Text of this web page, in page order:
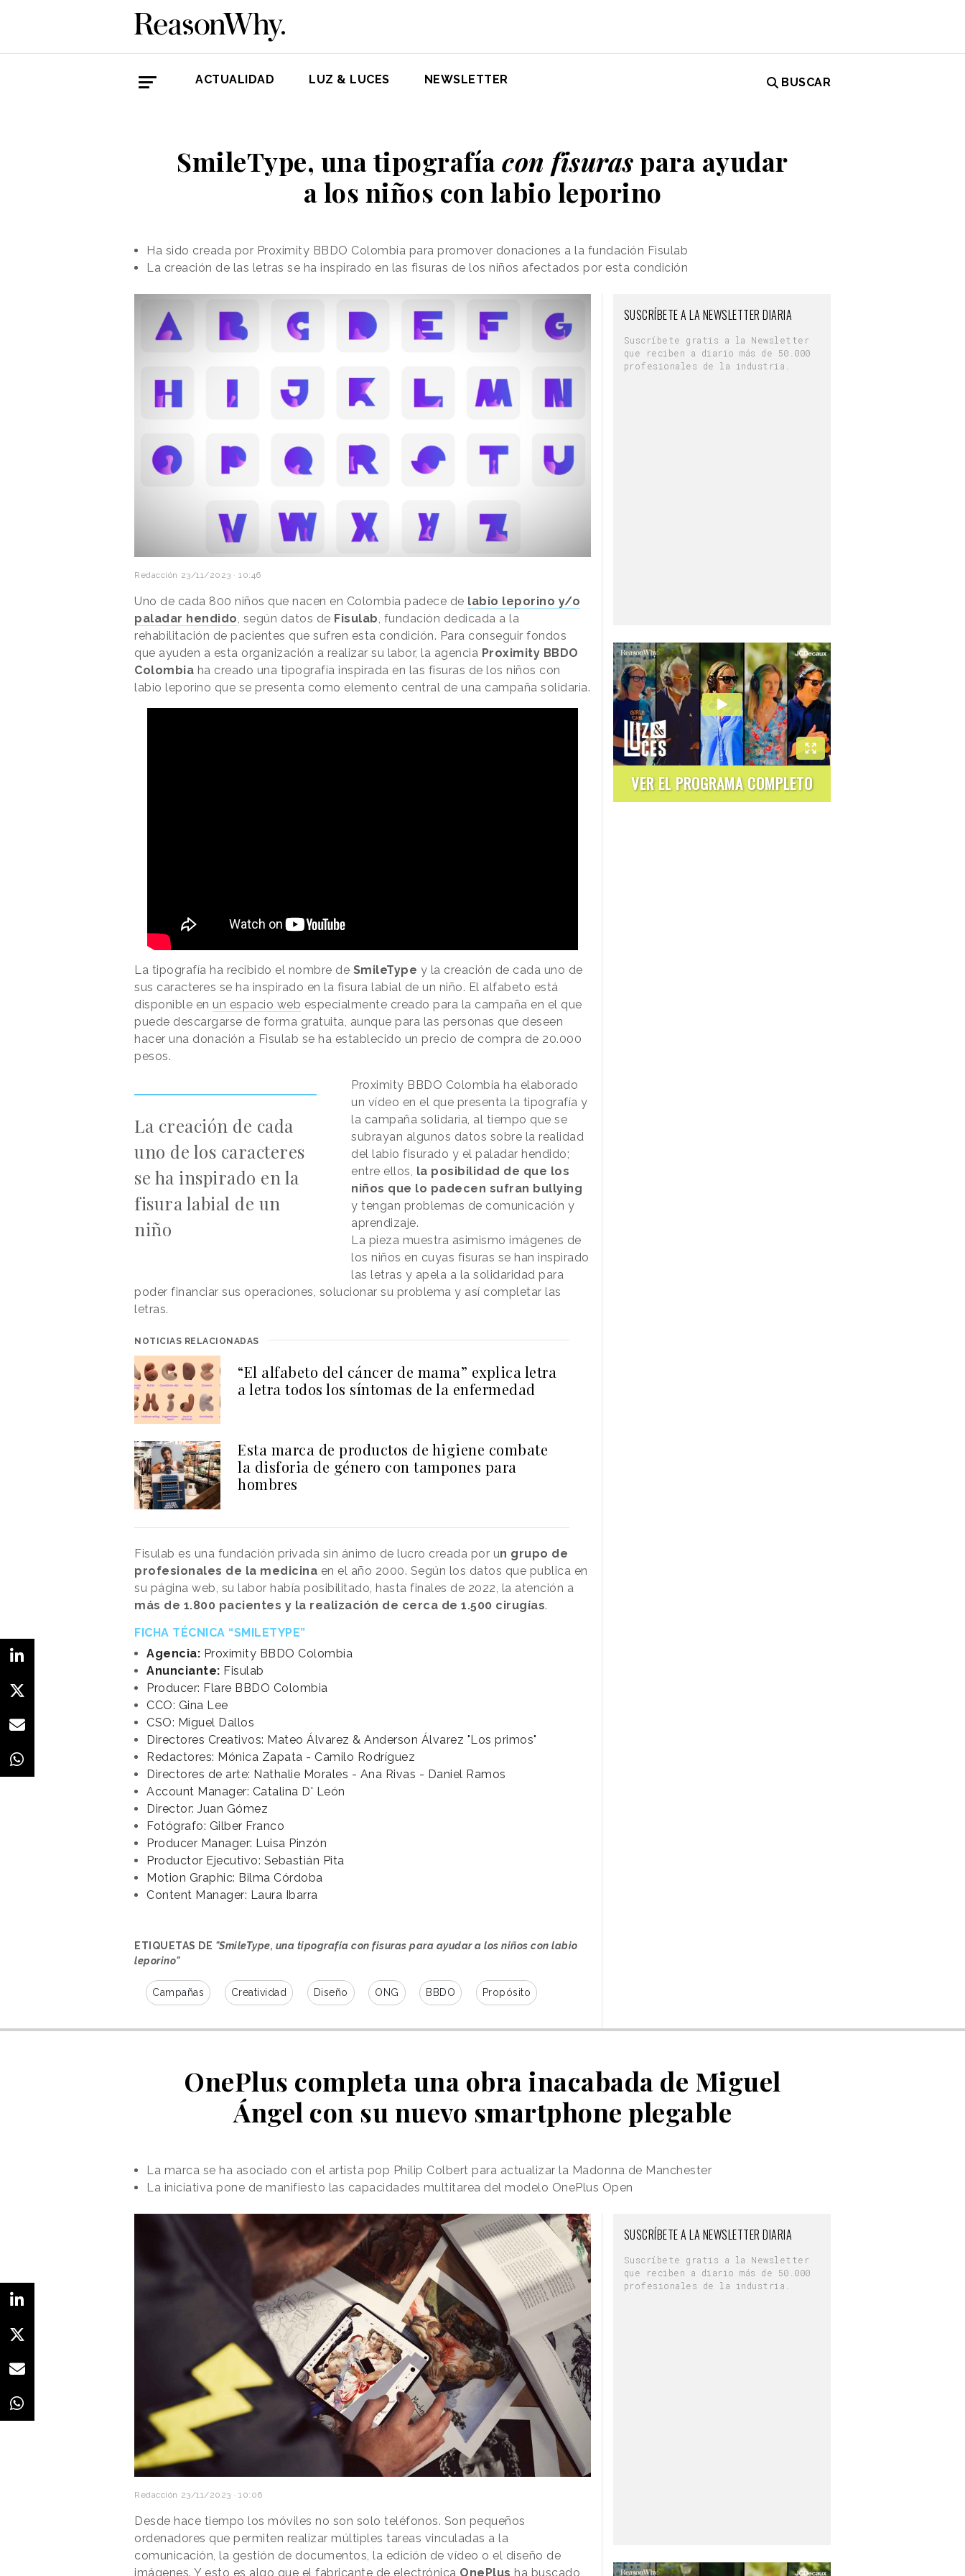
ACTUALIDAD LUZ & LUCES NEWSLETTER BUSCAR
SmileType, una tipografíacon fisuraspara ayudar
a los niños con labio leporino
Ha sido creada por Proximity BBDO Colombia para promover donaciones a la fundación Fisulab
La creación de las letras se ha inspirado en las fisuras de los niños afectados por esta condición
Redacción 23/11/2023 · 10:46
Uno de cada 800 niños que nacen en Colombia padece de labio leporino y/o
paladar hendido , según datos de Fisulab , fundación dedicada a la
rehabilitación de pacientes que sufren esta condición. Para conseguir fondos
que ayuden a esta organización a realizar su labor, la agencia Proximity BBDO
Colombia ha creado una tipografía inspirada en las fisuras de los niños con
labio leporino que se presenta como elemento central de una campaña solidaria.
La tipografía ha recibido el nombre de SmileType y la creación de cada uno de
sus caracteres se ha inspirado en la fisura labial de un niño. El alfabeto está
disponible en un espacio web especialmente creado para la campaña en el que
puede descargarse de forma gratuita, aunque para las personas que deseen
hacer una donación a Fisulab se ha establecido un precio de compra de 20.000
pesos.
La creación de cada
uno de los caracteres
se ha inspirado en la
fisura labial de un
niño
Proximity BBDO Colombia ha elaborado
un vídeo en el que presenta la tipografía y
la campaña solidaria, al tiempo que se
subrayan algunos datos sobre la realidad
del labio fisurado y el paladar hendido;
entre ellos, la posibilidad de que los
niños que lo padecen sufran bullying
y tengan problemas de comunicación y
aprendizaje.
La pieza muestra asimismo imágenes de
los niños en cuyas fisuras se han inspirado
las letras y apela a la solidaridad para
poder financiar sus operaciones, solucionar su problema y así completar las
letras.
NOTICIAS RELACIONADAS
“El alfabeto del cáncer de mama” explica letra
a letra todos los síntomas de la enfermedad
Esta marca de productos de higiene combate
la disforia de género con tampones para
hombres
Fisulab es una fundación privada sin ánimo de lucro creada por un grupo de
profesionales de la medicina en el año 2000. Según los datos que publica en
su página web, su labor había posibilitado, hasta finales de 2022, la atención a
más de 1.800 pacientes y la realización de cerca de 1.500 cirugías.
FICHA TÉCNICA “SMILETYPE”
Agencia: Proximity BBDO Colombia
Anunciante: Fisulab
Producer: Flare BBDO Colombia
CCO: Gina Lee
CSO: Miguel Dallos
Directores Creativos: Mateo Álvarez & Anderson Álvarez "Los primos"
Redactores: Mónica Zapata - Camilo Rodríguez
Directores de arte: Nathalie Morales - Ana Rivas - Daniel Ramos
Account Manager: Catalina D' León
Director: Juan Gómez
Fotógrafo: Gilber Franco
Producer Manager: Luisa Pinzón
Productor Ejecutivo: Sebastián Pita
Motion Graphic: Bilma Córdoba
Content Manager: Laura Ibarra
ETIQUETAS DE "SmileType, una tipografía con fisuras para ayudar a los niños con labio
leporino"
Campañas Creatividad Diseño ONG BBDO Propósito
SUSCRÍBETE A LA NEWSLETTER DIARIA
Suscríbete gratis a la Newsletter
que reciben a diario más de 50.000
profesionales de la industria.
VER EL PROGRAMA COMPLETO
OnePlus completa una obra inacabada de Miguel
Ángel con su nuevo smartphone plegable
La marca se ha asociado con el artista pop Philip Colbert para actualizar la Madonna de Manchester
La iniciativa pone de manifiesto las capacidades multitarea del modelo OnePlus Open
Redacción 23/11/2023 · 10:06
Desde hace tiempo los móviles no son solo teléfonos. Son pequeños
ordenadores que permiten realizar múltiples tareas vinculadas a la
comunicación, la gestión de documentos, la edición de vídeo o el diseño de
imágenes. Y esto es algo que el fabricante de electrónica OnePlus ha buscado
SUSCRÍBETE A LA NEWSLETTER DIARIA
Suscríbete gratis a la Newsletter
que reciben a diario más de 50.000
profesionales de la industria.